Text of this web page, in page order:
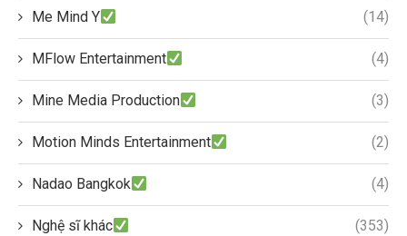
Me Mind Y (14)
MFlow Entertainment (4)
Mine Media Production (3)
Motion Minds Entertainment (2)
Nadao Bangkok (4)
Nghệ sĩ khác (353)